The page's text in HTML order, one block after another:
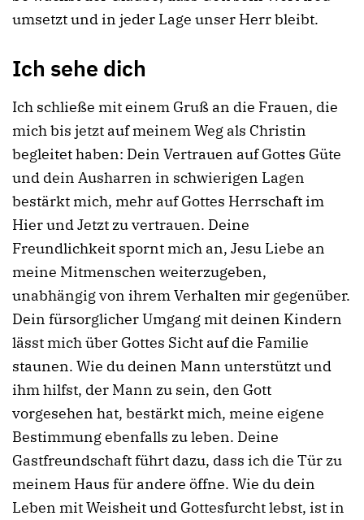
umsetzt und in jeder Lage unser Herr bleibt.
Ich sehe dich
Ich schließe mit einem Gruß an die Frauen, die
mich bis jetzt auf meinem Weg als Christin
begleitet haben: Dein Vertrauen auf Gottes Güte
und dein Ausharren in schwierigen Lagen
bestärkt mich, mehr auf Gottes Herrschaft im
Hier und Jetzt zu vertrauen. Deine
Freundlichkeit spornt mich an, Jesu Liebe an
meine Mitmenschen weiterzugeben,
unabhängig von ihrem Verhalten mir gegenüber.
Dein fürsorglicher Umgang mit deinen Kindern
lässt mich über Gottes Sicht auf die Familie
staunen. Wie du deinen Mann unterstützt und
ihm hilfst, der Mann zu sein, den Gott
vorgesehen hat, bestärkt mich, meine eigene
Bestimmung ebenfalls zu leben. Deine
Gastfreundschaft führt dazu, dass ich die Tür zu
meinem Haus für andere öffne. Wie du dein
Leben mit Weisheit und Gottesfurcht lebst, ist in